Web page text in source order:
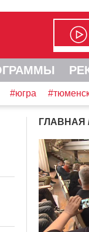
#югра
ГЛАВНАЯ